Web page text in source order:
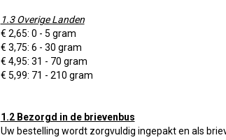
1.3 Overige Landen
€ 2,65: 0 - 5 gram
€ 3,75: 6 - 30 gram
€ 4,95: 31 - 70 gram
€ 5,99: 71 - 210 gram
1.2 Bezorgd in de brievenbus
Uw bestelling wordt zorgvuldig ingepakt en als